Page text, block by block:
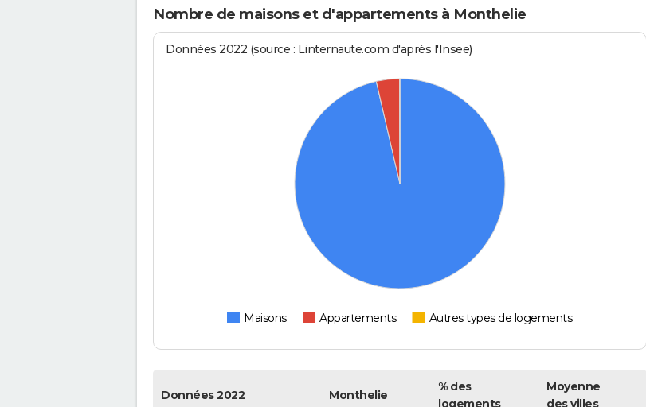
Nombre de maisons et d'appartements à Monthelie
Données 2022 (source : Linternaute.com d'après l'Insee)
Maisons Appartements Autres types de logements
Données 2022 Monthelie
% des
logements
Moyenne
des villes